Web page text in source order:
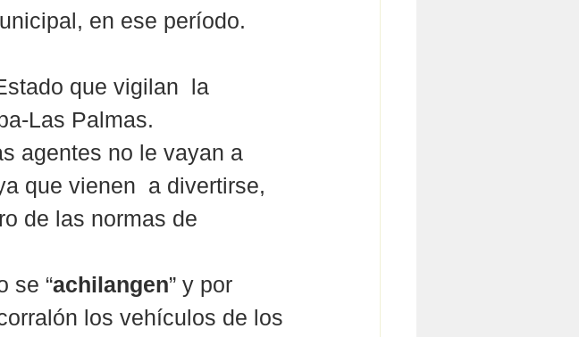
en ese período.
que vigilan  la
Las Palmas.
agentes no le vayan a
que vienen  a divertirse,
de las normas de
se “achilangen” y por
los vehículos de los